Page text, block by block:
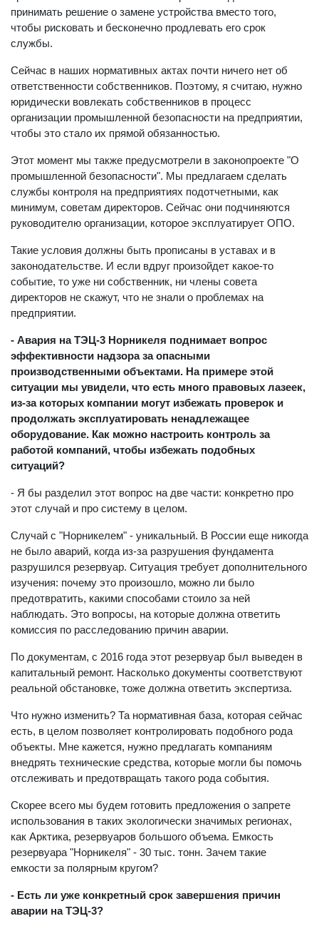
принимать решение о замене устройства вместо того,
чтобы рисковать и бесконечно продлевать его срок
службы.
Сейчас в наших нормативных актах почти ничего нет об
ответственности собственников. Поэтому, я считаю, нужно
юридически вовлекать собственников в процесс
организации промышленной безопасности на предприятии,
чтобы это стало их прямой обязанностью.
Этот момент мы также предусмотрели в законопроекте "О
промышленной безопасности". Мы предлагаем сделать
службы контроля на предприятиях подотчетными, как
минимум, советам директоров. Сейчас они подчиняются
руководителю организации, которое эксплуатирует ОПО.
Такие условия должны быть прописаны в уставах и в
законодательстве. И если вдруг произойдет какое-то
событие, то уже ни собственник, ни члены совета
директоров не скажут, что не знали о проблемах на
предприятии.
- Авария на ТЭЦ-3 Норникеля поднимает вопрос
эффективности надзора за опасными
производственными объектами. На примере этой
ситуации мы увидели, что есть много правовых лазеек,
из-за которых компании могут избежать проверок и
продолжать эксплуатировать ненадлежащее
оборудование. Как можно настроить контроль за
работой компаний, чтобы избежать подобных
ситуаций?
- Я бы разделил этот вопрос на две части: конкретно про
этот случай и про систему в целом.
Случай с "Норникелем" - уникальный. В России еще никогда
не было аварий, когда из-за разрушения фундамента
разрушился резервуар. Ситуация требует дополнительного
изучения: почему это произошло, можно ли было
предотвратить, какими способами стоило за ней
наблюдать. Это вопросы, на которые должна ответить
комиссия по расследованию причин аварии.
По документам, с 2016 года этот резервуар был выведен в
капитальный ремонт. Насколько документы соответствуют
реальной обстановке, тоже должна ответить экспертиза.
Что нужно изменить? Та нормативная база, которая сейчас
есть, в целом позволяет контролировать подобного рода
объекты. Мне кажется, нужно предлагать компаниям
внедрять технические средства, которые могли бы помочь
отслеживать и предотвращать такого рода события.
Скорее всего мы будем готовить предложения о запрете
использования в таких экологически значимых регионах,
как Арктика, резервуаров большого объема. Емкость
резервуара "Норникеля" - 30 тыс. тонн. Зачем такие
емкости за полярным кругом?
- Есть ли уже конкретный срок завершения причин
аварии на ТЭЦ-3?